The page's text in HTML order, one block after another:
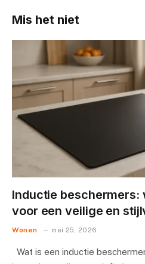
Mis het niet
Inductie beschermers:
voor een veilige en
Wonen mei 25, 2026
Wat is een inductie